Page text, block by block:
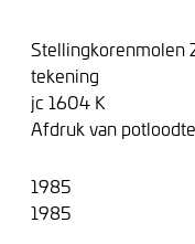
Stellingkorenmolen
tekening
jc 1604 K
Afdruk van
1985
1985